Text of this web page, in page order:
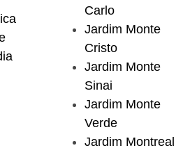
Carlo
Jardim Monte
Cristo
Jardim Monte
Sinai
Jardim Monte
Verde
Jardim Montreal